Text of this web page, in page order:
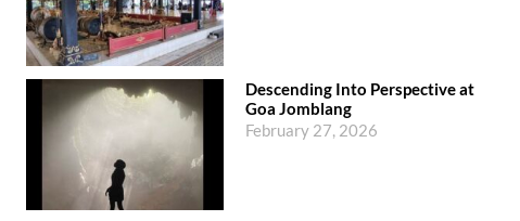
Descending Into Perspective at
Goa Jomblang
February 27, 2026